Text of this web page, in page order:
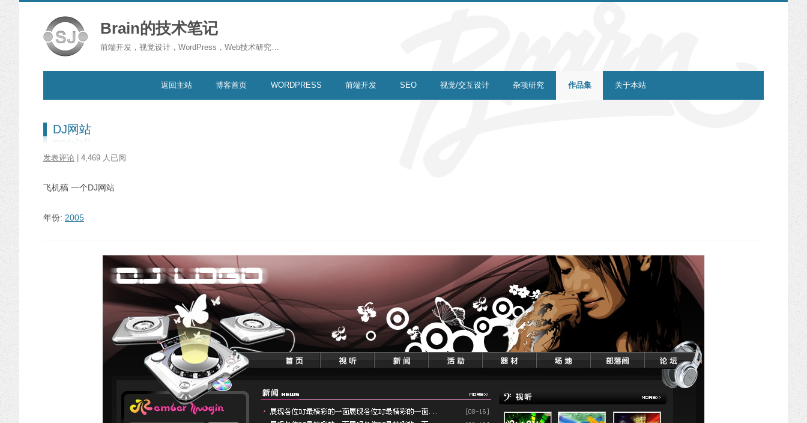
Brain的技术笔记
前端开发，视觉设计，WordPress，Web技术研究…
返回主站 博客首页 WORDPRESS 前端开发 SEO 视觉/交互设计 杂项研究 作品集 关于本站
DJ网站
发表评论 | 4,469 人已阅
飞机稿 一个DJ网站
年份: 2005